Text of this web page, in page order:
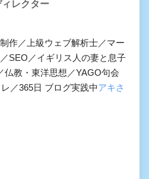
ィレクター
作／上級ウェブ解析士／マー
SEO／イギリス人の妻と息子
仏教・東洋思想／YAGO句会
／365日 ブログ実践中アキさ